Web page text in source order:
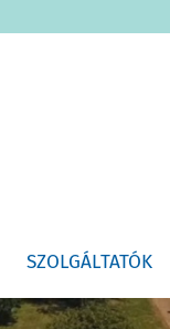
SZOLGÁLTATÓK